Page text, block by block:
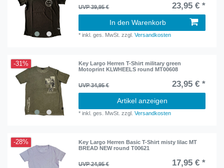
UVP 39,95 € 23,95 € *
In den Warenkorb
*inkl. ges. MwSt. zzgl.Versandkosten
-31%
Key Largo Herren T-Shirt military green
Motoprint KLWHEELS round MT00608
UVP 34,95 € 23,95 € *
Artikel anzeigen
*inkl. ges. MwSt. zzgl.Versandkosten
-28%
Key Largo Herren Basic T-Shirt misty lilac MT
BREAD NEW round T00621
UVP 24,95 € 17,95 € *